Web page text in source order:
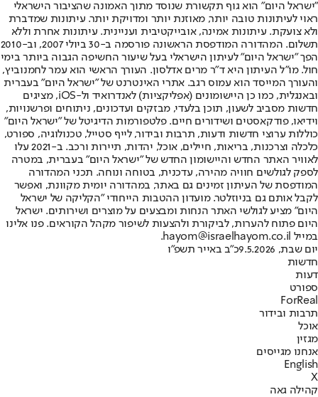
"ישראל היום" הוא גוף תקשורת שנוסד מתוך האמונה שהציבור הישראלי
ראוי לעיתונות טובה יותר, מאוזנת יותר ומדויקת יותר. עיתונות שמדברת
ולא צועקת. עיתונות אמינה, אובייקטיבית ועניינית. עיתונות אחרת וללא
תשלום. המהדורה המודפסת הראשונה פורסמה ב-30 ביולי 2007, וב-2010
הפך "ישראל היום" לעיתון הישראלי בעל שיעור החשיפה הגבוה ביותר בימי
חול. מו"ל העיתון היא ד"ר מרים אדלסון. העורך הראשי הוא עמר לחמנוביץ,
והעורך המייסד הוא עמוס רגב. אתרי האינטרנט של "ישראל היום" בעברית
ובאנגלית, כמו כן היישומונים (אפליקציות) לאנדרואיד ול-iOS, מציגים
חדשות מסביב לשעון, תוכן בלעדי, מבזקים ועדכונים, ניתוחים ופרשנויות,
וידיאו, פודקאסטים ושידורים חיים. פלטפורמות הדיגיטל של "ישראל היום"
כוללות ערוצי חדשות ודעות, תרבות ובידור, לייף סטייל, טכנולוגיה, ספורט,
כלכלה וצרכנות, בריאות, חיילים, אוכל, יהדות, תיירות ורכב. ב-2021 עלו
לאוויר האתר החדש והיישומון החדש של "ישראל היום" בעברית, במטרה
לספק לגולשים חוויה מהירה, עדכנית, בטוחה ונוחה. תכני המהדורה
המודפסת של העיתון זמינים גם באתר, במהדורה יומית מקוונת, ואפשר
לקבל אותם גם בניוזלטר. מועדון ההטבות הייחודי "הקליקה של ישראל
היום" מציע לגולשי האתר הנחות ומבצעים על מוצרים ושירותים. ישראל
היום פתוח להערות, לביקורת ולהצעות לשיפור מקהל הקוראים. פנו אלינו
במייל hayom@israelhayom.co.il.
יום שבת, 9.5.2026
כ"ב באייר תשפ"ו
חדשות
דעות
ספורט
ForReal
תרבות ובידור
אוכל
מגזין
אנחנו מגייסים
English
X
קהילה גאה